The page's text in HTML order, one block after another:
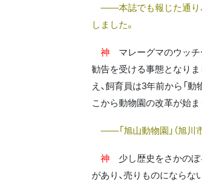
――本誌でも報じた通り、
しました。
神 マレーグマのウッチ
勧告を受ける事態となり
え、飼育員は3年前から「
こから動物園の改革が始ま
――「旭山動物園」（旭川
神 少し歴史をさかのぼ
があり、売りものになら